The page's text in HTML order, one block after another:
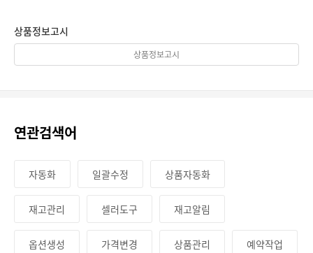
상품정보고시
상품정보고시
연관검색어
자동화 일괄수정 상품자동화
재고관리 셀러도구 재고알림
옵션생성 가격변경 상품관리 예약작업